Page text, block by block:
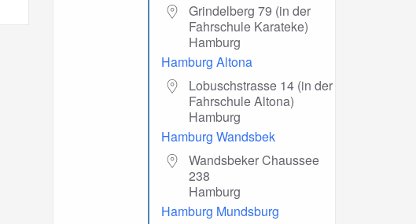
Grindelberg 79 (in der
Fahrschule Karateke)
Hamburg
Hamburg Altona
Lobuschstrasse 14 (in der
Fahrschule Altona)
Hamburg
Hamburg Wandsbek
Wandsbeker Chaussee
238
Hamburg
Hamburg Mundsburg